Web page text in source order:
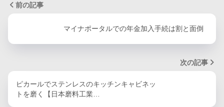
前の記事
マイナポータルでの年金加入手続は割と面倒
次の記事
ピカールでステンレスのキッチンキャビネッ
トを磨く【日本磨料工業…